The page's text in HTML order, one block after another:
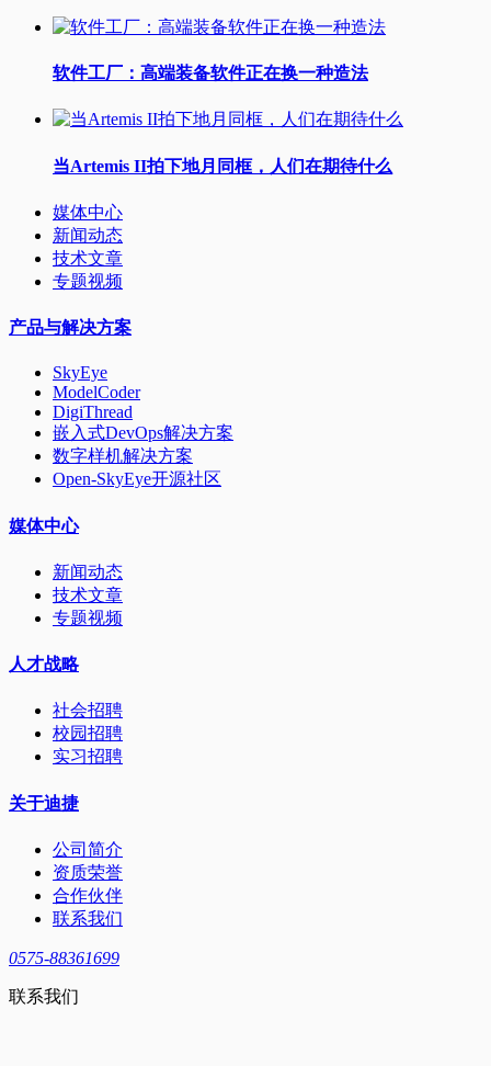
软件工厂：高端装备软件正在换一种造法
当Artemis II拍下地月同框，人们在期待什么
媒体中心
新闻动态
技术文章
专题视频
产品与解决方案
SkyEye
ModelCoder
DigiThread
嵌入式DevOps解决方案
数字样机解决方案
Open-SkyEye开源社区
媒体中心
新闻动态
技术文章
专题视频
人才战略
社会招聘
校园招聘
实习招聘
关于迪捷
公司简介
资质荣誉
合作伙伴
联系我们
0575-88361699
联系我们